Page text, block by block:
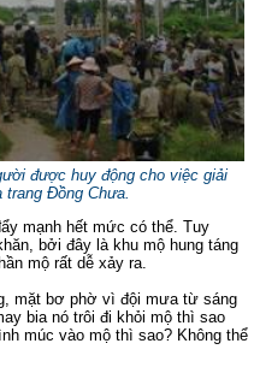
được huy động cho việc giải
trang Đồng Chưa.
mạnh hết mức có thể. Tuy
bởi đây là khu mộ hung táng
mộ rất dễ xảy ra.
mặt bơ phờ vì đội mưa từ sáng
bia nó trôi đi khỏi mộ thì sao
múc vào mộ thì sao? Không thể